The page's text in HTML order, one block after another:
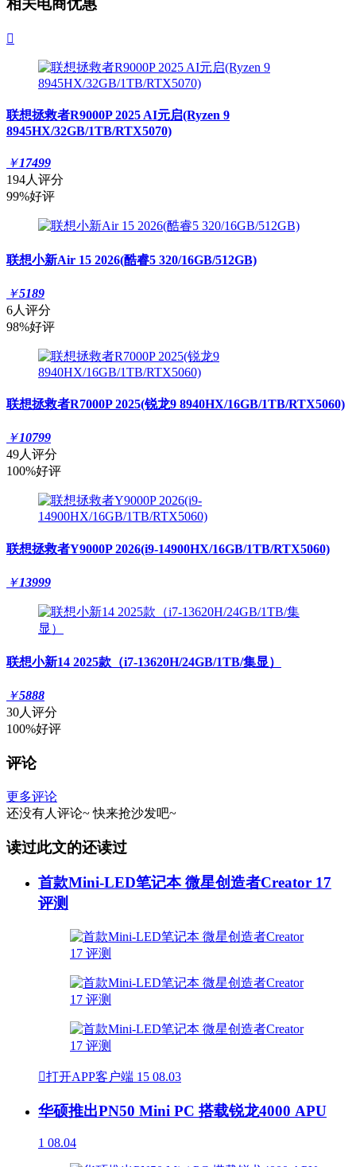
相关电商优惠

联想拯救者R9000P 2025 AI元启(Ryzen 9
8945HX/32GB/1TB/RTX5070)
￥17499
194人评分
99%好评
联想小新Air 15 2026(酷睿5 320/16GB/512GB)
￥5189
6人评分
98%好评
联想拯救者R7000P 2025(锐龙9 8940HX/16GB/1TB/RTX5060)
￥10799
49人评分
100%好评
联想拯救者Y9000P 2026(i9-14900HX/16GB/1TB/RTX5060)
￥13999
联想小新14 2025款（i7-13620H/24GB/1TB/集显）
￥5888
30人评分
100%好评
评论
更多评论
还没有人评论~ 快来抢沙发吧~
读过此文的还读过
首款Mini-LED笔记本 微星创造者Creator 17
评测
打开APP客户端 15 08.03
华硕推出PN50 Mini PC 搭载锐龙4000 APU
1 08.04